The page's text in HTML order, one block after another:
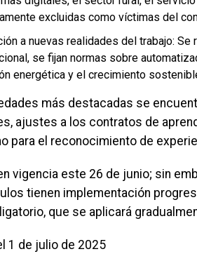
excluidas como víctimas del
a nuevas realidades del trabajo:
se fijan normas sobre
energética y el crecimiento
más destacadas se
ajustes a los contratos de
para el reconocimiento de
vigencia este 26 de junio; sin
tienen implementación
que se aplicará
1 de julio de 2025